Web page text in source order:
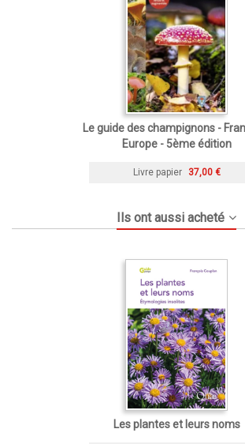
Le guide des champignons -
Europe - 5ème édition
Livre papier 37,00 €
Ils ont aussi acheté
Les plantes et leurs noms